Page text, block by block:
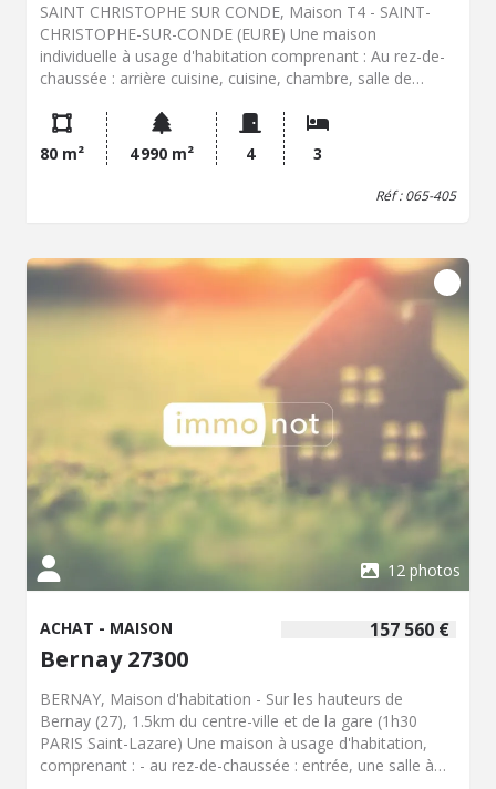
SAINT CHRISTOPHE SUR CONDE, Maison T4 - SAINT-
CHRISTOPHE-SUR-CONDE (EURE) Une maison
individuelle à usage d'habitation comprenant : Au rez-de-
chaussée : arrière cuisine, cuisine, chambre, salle de
mansardées et petit grenier. Bâtiment. Terrain de 4 990
m² constructible. - Classe énergie : G - Classe climat : C -
Logement à consommation énergétique excessive :
classe G => au 1/01/2028 si vente ou location : Obligation
standard : 3310 à 4510 € (base 2026) - Prix Hon. Négo
Inclus : 209 360 € dont 4,68% Hon. Négo TTC charge acq.
Prix Hors Hon. Négo :200 000 € - Réf : 065/405
80 m² 4 990 m² 4 3
Réf : 065-405
12 photos
157 560 €
ACHAT - MAISON
Bernay 27300
BERNAY, Maison d'habitation - Sur les hauteurs de
Bernay (27), 1.5km du centre-ville et de la gare (1h30
PARIS Saint-Lazare) Une maison à usage d'habitation,
comprenant : - au rez-de-chaussée : entrée, une salle à